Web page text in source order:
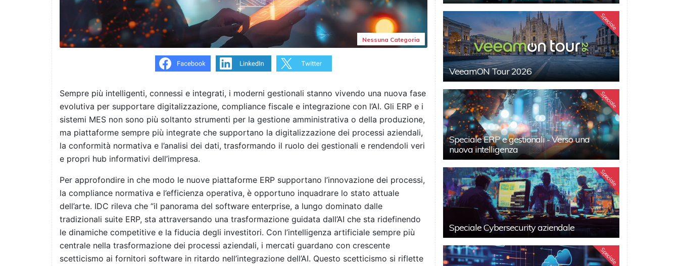
Nessuna Categoria
Sempre più intelligenti, connessi e integrati, i moderni gestionali stanno vivendo una nuova fase
evolutiva per supportare digitalizzazione, compliance fiscale e integrazione con l’AI. Gli ERP e i
sistemi MES non sono più soltanto strumenti per la gestione amministrativa o della produzione,
ma piattaforme sempre più integrate che supportano la digitalizzazione dei processi aziendali,
la conformità normativa e l’analisi dei dati, trasformando il ruolo dei gestionali e rendendoli veri
e propri hub informativi dell’impresa.
Per approfondire in che modo le nuove piattaforme ERP supportano l’innovazione dei processi,
la compliance normativa e l’efficienza operativa, è opportuno inquadrare lo stato attuale
dell’arte. IDC rileva che “il panorama del software enterprise, a lungo dominato dalle
tradizionali suite ERP, sta attraversando una trasformazione guidata dall’AI che sta ridefinendo
le dinamiche competitive e la fiducia degli investitori. Con l’intelligenza artificiale sempre più
centrale nella trasformazione dei processi aziendali, i mercati guardano con crescente
scetticismo ai fornitori software in ritardo nell’integrazione dell’AI. Questo scetticismo si riflette
Speciale
VeeamON Tour 2026
Speciale
Speciale ERP e gestionali - Verso una
nuova intelligenza
Speciale
Speciale Cybersecurity aziendale
Speciale